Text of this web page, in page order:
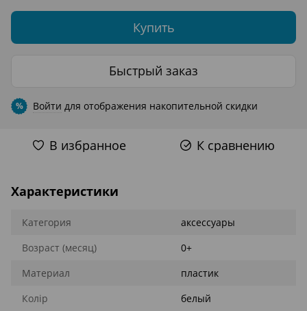
Купить
Быстрый заказ
% Войти для отображения накопительной скидки
В избранное К сравнению
Характеристики
Категория
аксессуары
Возраст (месяц)
0+
Материал
пластик
Колір
белый